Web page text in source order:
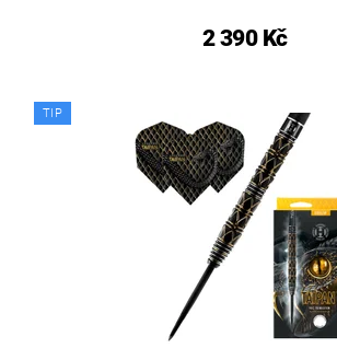
2 390 Kč
TIP